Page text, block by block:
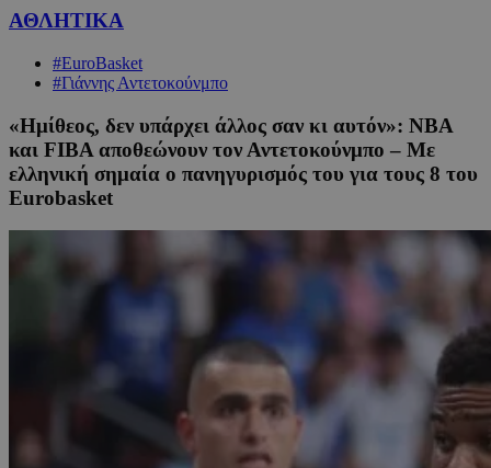
ΑΘΛΗΤΙΚΑ
#EuroBasket
#Γιάννης Αντετοκούνμπο
«Ημίθεος, δεν υπάρχει άλλος σαν κι αυτόν»: ΝΒΑ
και FIBA αποθεώνουν τον Αντετοκούνμπο – Με
ελληνική σημαία ο πανηγυρισμός του για τους 8 του
Eurobasket